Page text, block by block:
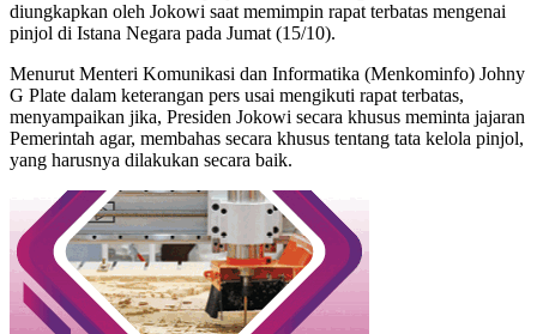
diungkapkan oleh Jokowi saat memimpin rapat terbatas mengenai
pinjol di Istana Negara pada Jumat (15/10).
Menurut Menteri Komunikasi dan Informatika (Menkominfo) Johny
G Plate dalam keterangan pers usai mengikuti rapat terbatas,
menyampaikan jika, Presiden Jokowi secara khusus meminta jajaran
Pemerintah agar, membahas secara khusus tentang tata kelola pinjol,
yang harusnya dilakukan secara baik.